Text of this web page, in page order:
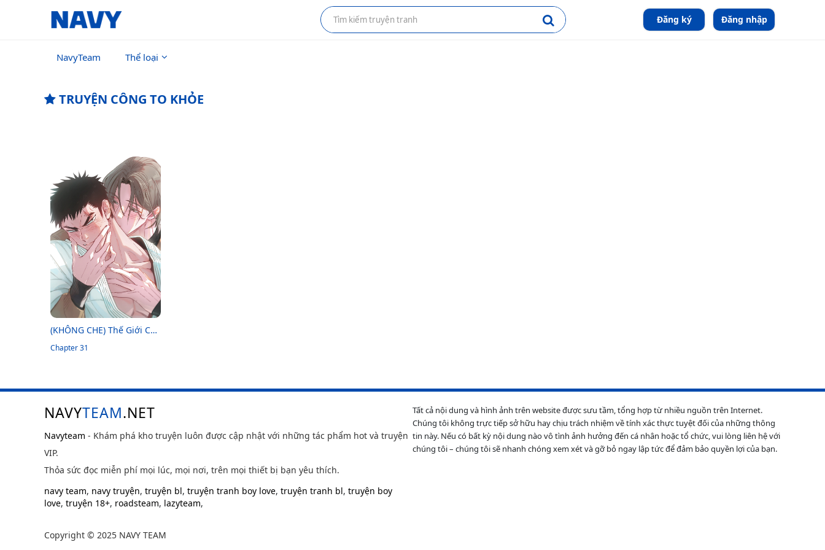
Đăng ký Đăng nhập
NavyTeam Thể loại
TRUYỆN CÔNG TO KHỎE
(KHÔNG CHE) Thế Giới Của
Tôi
Chapter 31
NAVYTEAM.NET
Navyteam - Khám phá kho truyện luôn được cập nhật với những tác phẩm hot và truyện
VIP.
Thỏa sức đọc miễn phí mọi lúc, mọi nơi, trên mọi thiết bị bạn yêu thích.
navy team, navy truyện, truyện bl, truyện tranh boy love, truyện tranh bl, truyện boy
love, truyện 18+, roadsteam, lazyteam,
Copyright © 2025 NAVY TEAM
Tất cả nội dung và hình ảnh trên website được sưu tầm, tổng hợp từ nhiều nguồn trên Internet.
Chúng tôi không trực tiếp sở hữu hay chịu trách nhiệm về tính xác thực tuyệt đối của những thông
tin này. Nếu có bất kỳ nội dung nào vô tình ảnh hưởng đến cá nhân hoặc tổ chức, vui lòng liên hệ với
chúng tôi – chúng tôi sẽ nhanh chóng xem xét và gỡ bỏ ngay lập tức để đảm bảo quyền lợi của bạn.